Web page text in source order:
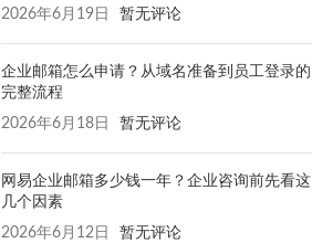
2026年6月19日 暂无评论
企业邮箱怎么申请？从域名准备到员工登录的
完整流程
2026年6月18日 暂无评论
网易企业邮箱多少钱一年？企业咨询前先看这
几个因素
2026年6月12日 暂无评论